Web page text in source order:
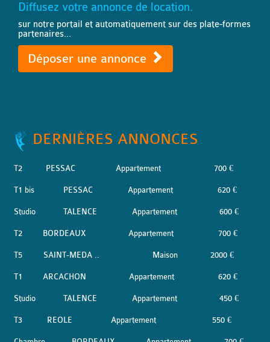
Diffusez votre annonce de location.
sur notre portail et automatiquement sur des plate-formes
partenaires...
Déposer une annonce
DERNIÈRES ANNONCES
T2 PESSAC Appartement 700 €
T1 bis PESSAC Appartement 620 €
Studio TALENCE Appartement 600 €
T2 BORDEAUX Appartement 700 €
T5 SAINT-MEDA .. Maison 2000 €
T1 ARCACHON Appartement 620 €
Studio TALENCE Appartement 450 €
T3 REOLE Appartement 550 €